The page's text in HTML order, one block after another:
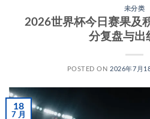
未分类
2026世界杯今日赛果及
分复盘与出
POSTED ON 2026年7月
18
7 月